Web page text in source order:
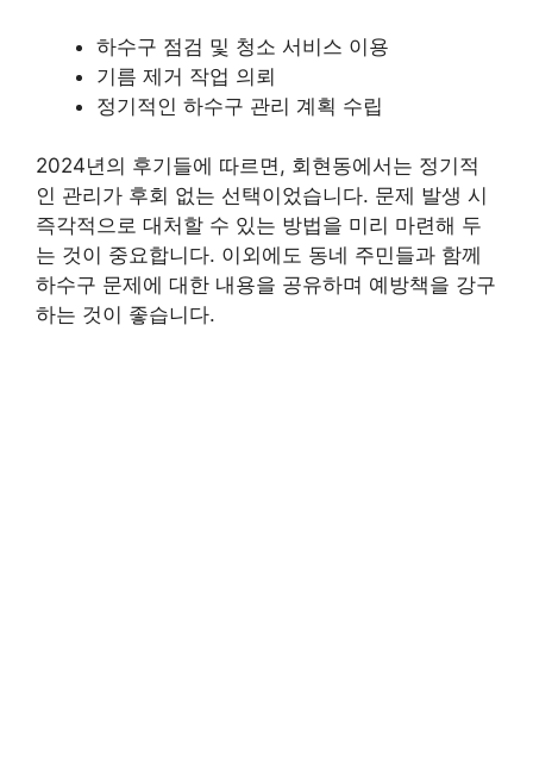
하수구 점검 및 청소 서비스 이용
기름 제거 작업 의뢰
정기적인 하수구 관리 계획 수립
2024년의 후기들에 따르면, 회현동에서는 정기적
인 관리가 후회 없는 선택이었습니다. 문제 발생 시
즉각적으로 대처할 수 있는 방법을 미리 마련해 두
는 것이 중요합니다. 이외에도 동네 주민들과 함께
하수구 문제에 대한 내용을 공유하며 예방책을 강구
하는 것이 좋습니다.